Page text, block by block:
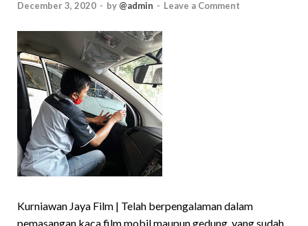
December 3, 2020 - by @admin - Leave a Comment
Kurniawan Jaya Film | Telah berpengalaman dalam
pemasangan kaca film mobil maupun gedung, yang sudah